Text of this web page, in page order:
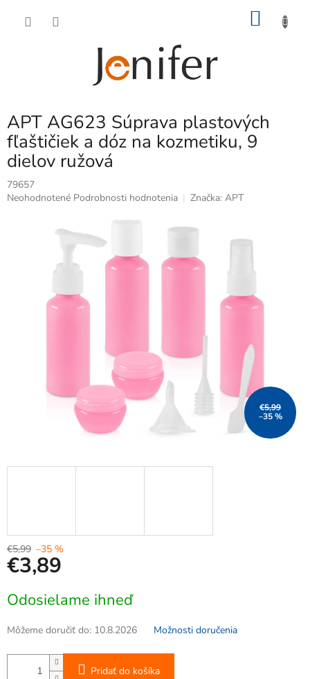
APT AG623 Súprava plastových
fľaštičiek a dóz na kozmetiku, 9
dielov ružová
79657
Priemerné
Neohodnotené Podrobnosti hodnotenia Značka: APT
€5,99
–35 %
€5,99 –35 %
€3,89
cena:
Odosielame ihneď
Môžeme doručiť do: 10.8.2026 Možnosti doručenia
Pridať do košíka